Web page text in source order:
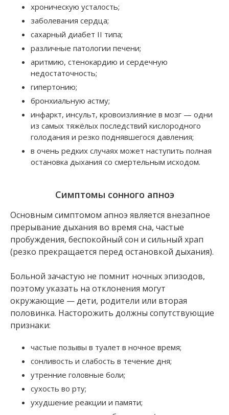
хроническую усталость;
заболевания сердца;
сахарный диабет II типа;
различные патологии печени;
аритмию, стенокардию и сердечную
недостаточность;
гипертонию;
бронхиальную астму;
инфаркт, инсульт, кровоизлияние в мозг — одни
из самых тяжёлых последствий кислородного
голодания и резко поднявшегося давления;
в очень редких случаях может наступить полная
остановка дыхания со смертельным исходом.
Симптомы сонного апноэ
Основным симптомом апноэ является внезапное
прерывание дыхания во время сна, частые
пробуждения, беспокойный сон и сильный храп
(резко прекращается перед остановкой дыхания).
Больной зачастую не помнит ночных эпизодов,
поэтому указать на отклонения могут
окружающие — дети, родители или вторая
половинка. Насторожить должны сопутствующие
признаки:
частые позывы в туалет в ночное время;
сонливость и слабость в течение дня;
утренние головные боли;
сухость во рту;
ухудшение реакции и памяти;